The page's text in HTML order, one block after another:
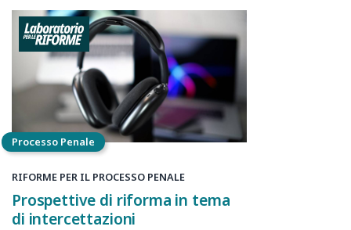
Processo Penale
RIFORME PER IL PROCESSO PENALE
Prospettive di riforma in tema
di intercettazioni